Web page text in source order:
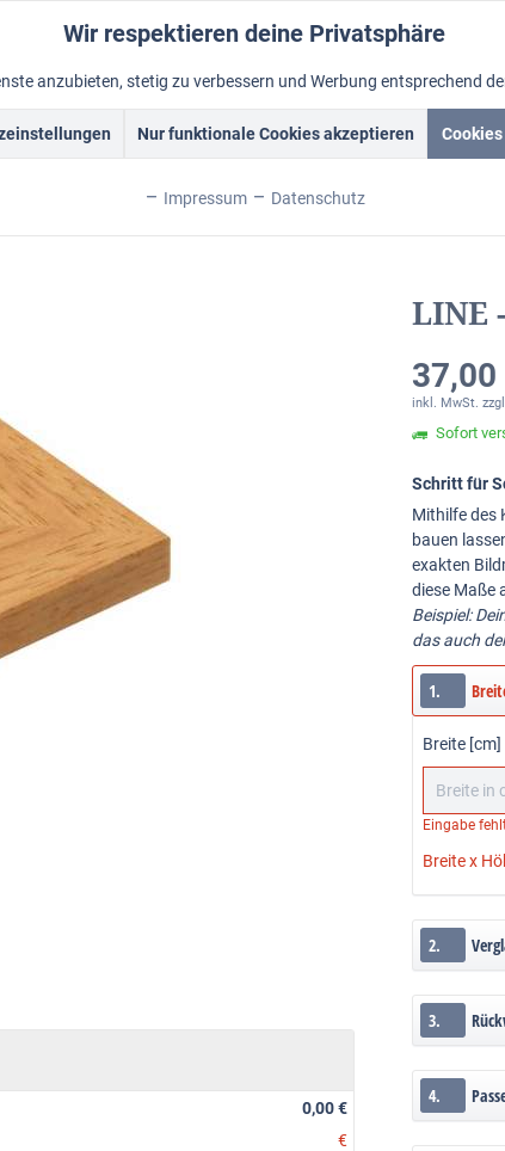
Schattenfugenrahmen Fotorahmen
0,00 €
€
LINE
inkl. MwSt.
Sofort
Schritt für
Mithilfe des
bauen
exakten
diese Maße
Beispiel:
das auch
1.
Breite [cm]
Eingabe
Breite x
2.
3.
4.
Wir respektieren deine Privatsphäre
anzubieten, stetig zu verbessern und Werbung entsprechend
Nur funktionale Cookies akzeptieren
Impressum Datenschutz